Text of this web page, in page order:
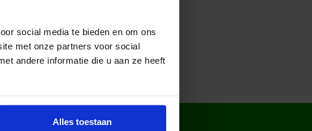
social media te bieden en om ons
met onze partners voor social
andere informatie die u aan ze heeft
Alles toestaan